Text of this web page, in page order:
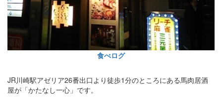
食べログ
JR川崎駅アゼリア26番出口より徒歩1分のところにある馬肉居酒
屋が「かたなし一心」です。